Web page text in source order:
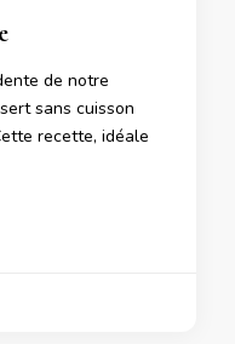
de notre
sans cuisson
recette, idéale